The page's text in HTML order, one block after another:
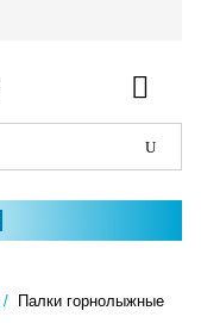
Палки горнолыжные